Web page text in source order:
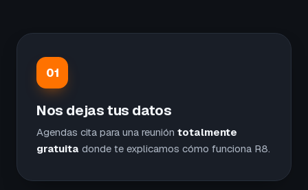
01
Nos dejas tus datos
Agendas cita para una reunión totalmente
gratuita donde te explicamos cómo funciona R8.